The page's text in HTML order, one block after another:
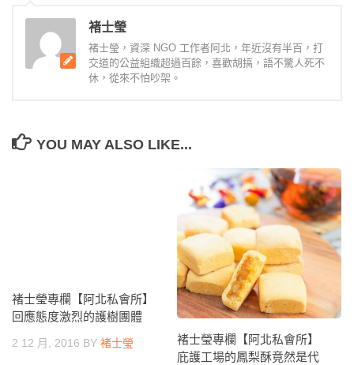
褚士瑩
褚士瑩，資深 NGO 工作者阿北，年近沒有半百，打
交道的公益組織超過百餘，喜歡胡搞，語不驚人死不
休，從來不怕吵架。
YOU MAY ALSO LIKE...
褚士瑩專欄【阿北私會所】
回應態度激烈的護樹團體
2 12 月, 2016 BY 褚士瑩
褚士瑩專欄【阿北私會所】
庇護工場的鳳梨酥竟然是代